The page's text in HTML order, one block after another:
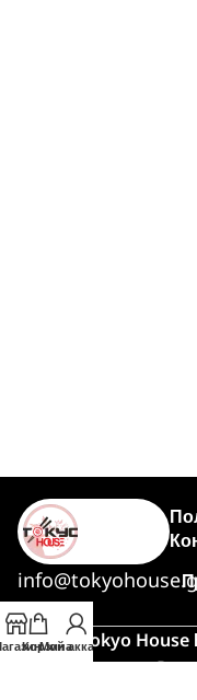
© Tokyo
Корзина
Мой аккаунт